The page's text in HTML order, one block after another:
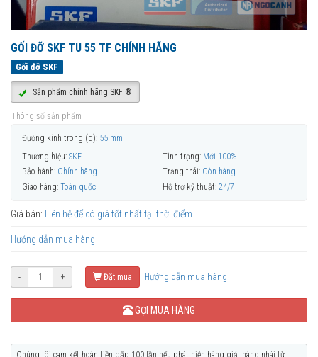
GỐI ĐỠ SKF TU 55 TF CHÍNH HÃNG
Gối đỡ SKF
Sản phẩm chính hãng SKF ®
Thông số sản phẩm
Đường kính trong (d): 55 mm
Thương hiệu: SKF Tình trạng: Mới 100%
Bảo hành: Chính hãng Trạng thái: Còn hàng
Giao hàng: Toàn quốc Hỗ trợ kỹ thuật: 24/7
Giá bán: Liên hệ để có giá tốt nhất tại thời điểm
Hướng dẫn mua hàng
- + Đặt mua Hướng dẫn mua hàng
GỌI MUA HÀNG